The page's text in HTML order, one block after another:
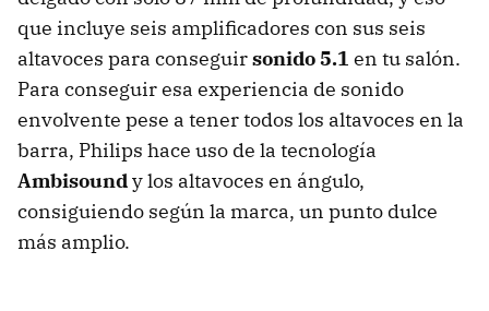
que incluye seis amplificadores con sus seis
altavoces para conseguirsonido 5.1 en tu salón.
Para conseguir esa experiencia de sonido
envolvente pese a tener todos los altavoces en la
barra, Philips hace uso de la tecnología
Ambisoundy los altavoces en ángulo,
consiguiendo según la marca, un punto dulce
más amplio.